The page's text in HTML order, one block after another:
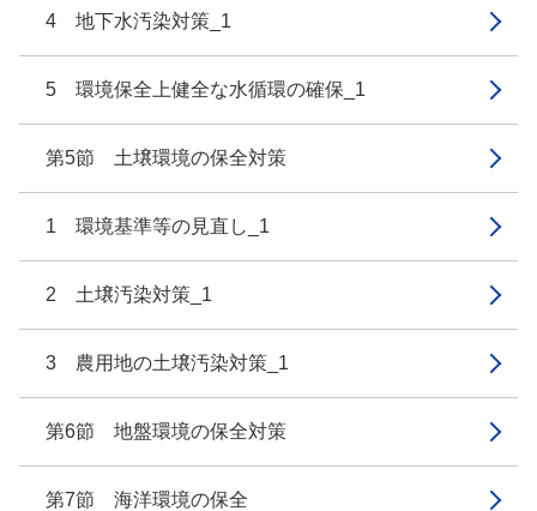
4 地下水汚染対策_1
5 環境保全上健全な水循環の確保_1
第5節 土壌環境の保全対策
1 環境基準等の見直し_1
2 土壌汚染対策_1
3 農用地の土壌汚染対策_1
第6節 地盤環境の保全対策
第7節 海洋環境の保全